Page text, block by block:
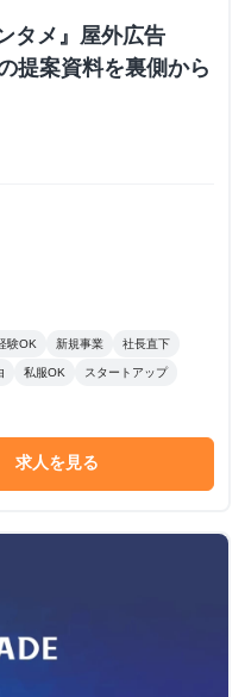
タメ』屋外広告
提案資料を裏側から
験OK 新規事業 社長直下
私服OK スタートアップ
求人を見る